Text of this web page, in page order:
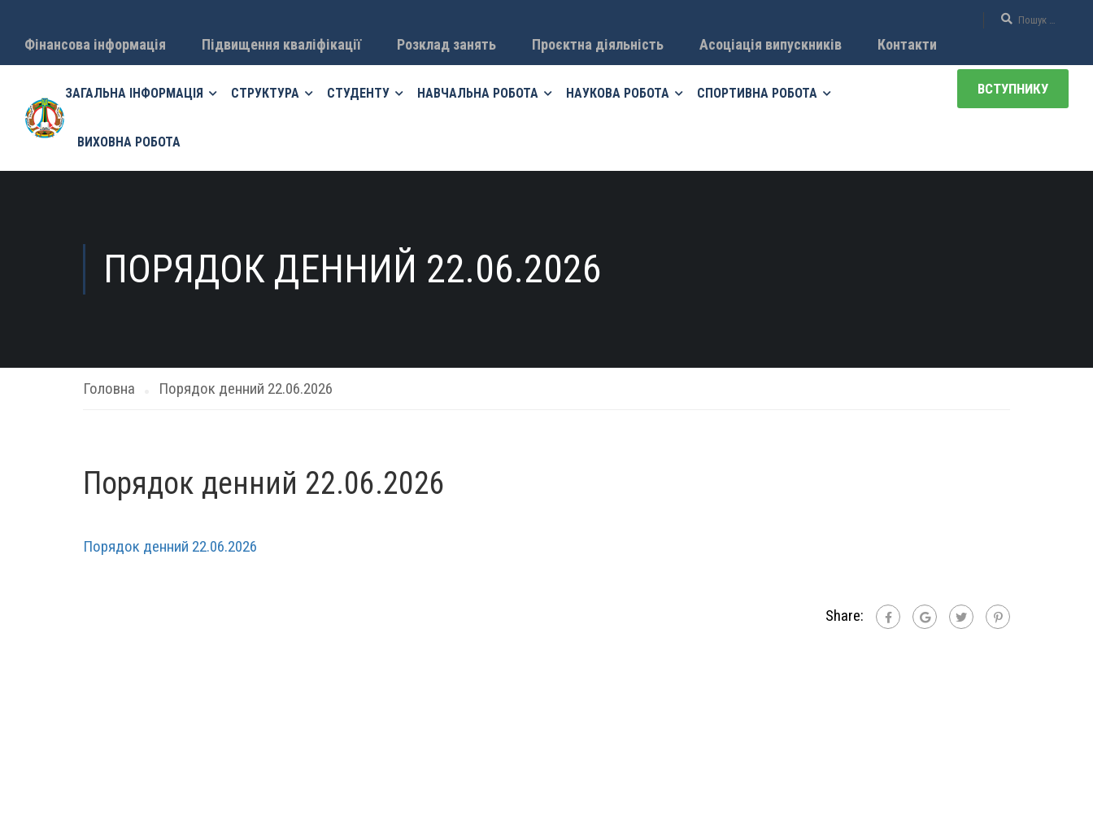
Фінансова інформація Підвищення кваліфікації Розклад занять Проєктна діяльність Асоціація випускників Контакти
ЗАГАЛЬНА ІНФОРМАЦІЯ СТРУКТУРА СТУДЕНТУ НАВЧАЛЬНА РОБОТА НАУКОВА РОБОТА СПОРТИВНА РОБОТА
ВИХОВНА РОБОТА
ВСТУПНИКУ
ПОРЯДОК ДЕННИЙ 22.06.2026
Головна Порядок денний 22.06.2026
Порядок денний 22.06.2026
Порядок денний 22.06.2026
Share: